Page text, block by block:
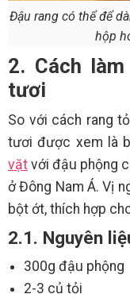
Đậu rang có thể để
hộp
2. Cách
tươi
So với cách rang
tươi được xem là
vặt với đậu phộng
ở Đông Nam Á. Vị
bột ớt, thích hợp
2.1. Nguyên
300g đậu phộng
2-3 củ tỏi